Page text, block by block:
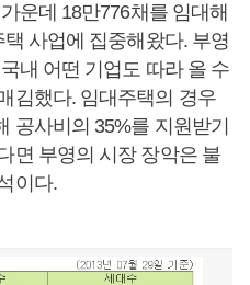
운데 18만776채를 임대해
사업에 집중해왔다. 부영
내 어떤 기업도 따라 올 수
김했다. 임대주택의 경우
공사비의 35%를 지원받기
면 부영의 시장 장악은 불
이다.